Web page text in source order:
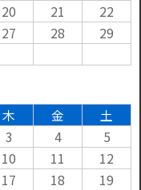
20 21
22
27 28
29
木 金
土
3 4
5
10 11
12
17 18
19